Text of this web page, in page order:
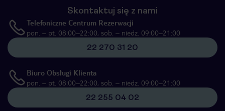
Skontaktuj się z nami
Telefoniczne Centrum Rezerwacji
pon. – pt. 08:00–22:00, sob. – niedz. 09:00–21:00
22 270 31 20
Biuro Obsługi Klienta
pon. – pt. 08:00–22:00, sob. – niedz. 09:00–21:00
22 255 04 02